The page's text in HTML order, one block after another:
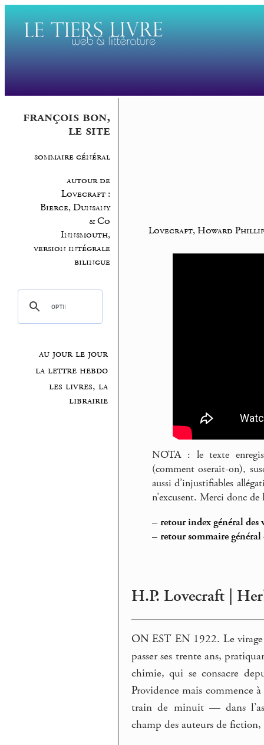
françois bon,
le site
sommaire général
autour de
Lovecraft :
Bierce, Dunsany
& Co
Innsmouth,
version intégrale
bilingue
au jour le jour
la lettre hebdo
les livres, la
librairie
Lovecraft, Howard
NOTA : le texte
(comment oserait-on),
aussi d’injustifiables
n’excusent. Merci donc
– retour index général des
– retour sommaire
H.P. Lovecraft |
ON EST EN 1922. Le
passer ses trente ans,
chimie, qui se consacre
Providence mais commence
train de minuit — dans
champ des auteurs de